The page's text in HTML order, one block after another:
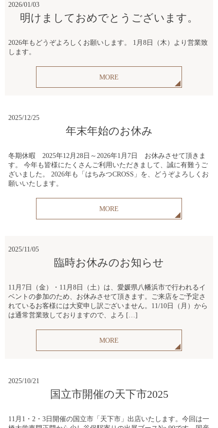
2026/01/03
明けましておめでとうございます。
2026年もどうぞよろしくお願いします。 1月8日（木）より営業致
します。
MORE
2025/12/25
年末年始のお休み
冬期休暇 2025年12月28日～2026年1月7日 お休みさせて頂きま
す。 今年も皆様にたくさんご利用いただきまして、誠に有難うご
ざいました。 2026年も「はちみつCROSS」を、どうぞよろしくお
願いいたします。
MORE
2025/11/05
臨時お休みのお知らせ
11月7日（金）・11月8日（土）は、愛媛県八幡浜市で行われるイ
ベントの参加のため、お休みさせて頂きます。ご来店をご予定さ
れているお客様には大変申し訳ございません。11/10日（月）から
は通常営業致しておりますので、よろ […]
MORE
2025/10/21
国立市開催の天下市2025
11月1・2・3日開催の国立市「天下市」出店いたします。今回は一